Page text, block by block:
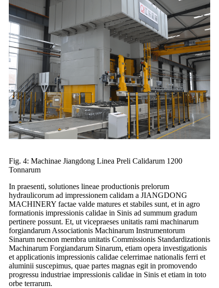
Fig. 4: Machinae Jiangdong Linea Preli Calidarum 1200
Tonnarum
In praesenti, solutiones lineae productionis prelorum
hydraulicorum ad impressionem calidam a JIANGDONG
MACHINERY factae valde matures et stabiles sunt, et in agro
formationis impressionis calidae in Sinis ad summum gradum
pertinere possunt. Et, ut vicepraeses unitatis rami machinarum
forgiandarum Associationis Machinarum Instrumentorum
Sinarum necnon membra unitatis Commissionis Standardizationis
Machinarum Forgiandarum Sinarum, etiam opera investigationis
et applicationis impressionis calidae celerrimae nationalis ferri et
aluminii suscepimus, quae partes magnas egit in promovendo
progressu industriae impressionis calidae in Sinis et etiam in toto
orbe terrarum.